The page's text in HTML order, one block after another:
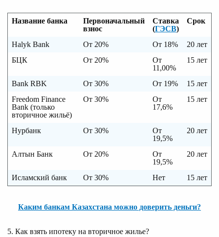
Название банка
Первоначальный
взнос
Ставка
(ГЭСВ)
Срок
Halyk Bank От 20% От 18%
20 лет
БЦК
От 20%
От
11,00%
15 лет
Bank RBK От 30% От 19%
15 лет
Freedom Finance
Bank (только
вторичное жильё)
От 30%
От
17,6%
15 лет
Нурбанк От 30%
От
19,5%
20 лет
Алтын Банк От 20%
От
19,5%
20 лет
Исламский банк От 30% Нет 15 лет
Каким банкам Казахстана можно доверить деньги?
5. Как взять ипотеку на вторичное жилье?